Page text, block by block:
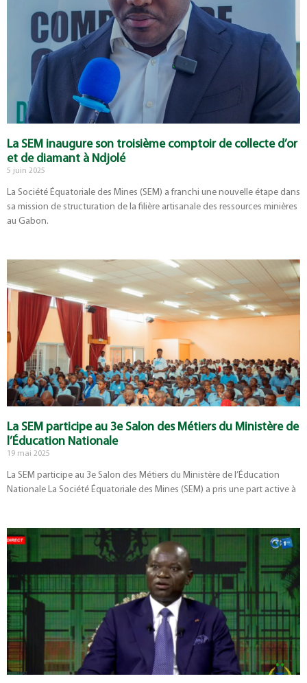
La SEM inaugure son troisième comptoir de collecte d’or
et de diamant à Ndjolé
5 juin 2025
La Société Équatoriale des Mines (SEM) a franchi une nouvelle étape dans
sa mission de structuration de la filière artisanale des ressources minières
au Gabon.
La SEM participe au 3e Salon des Métiers du Ministère de
l’Éducation Nationale
19 mai 2025
La SEM participe au 3e Salon des Métiers du Ministère de l’Éducation
Nationale La Société Équatoriale des Mines (SEM) a pris une part active à